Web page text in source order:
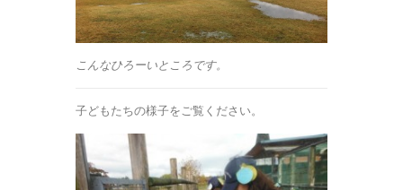
こんなひろーいところです。
子どもたちの様子をご覧ください。